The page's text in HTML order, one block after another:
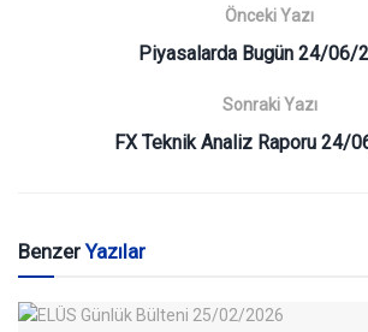
Önceki Yazı
Piyasalarda Bugün 24/06/
Sonraki Yazı
FX Teknik Analiz Raporu 24/
BenzerYazılar